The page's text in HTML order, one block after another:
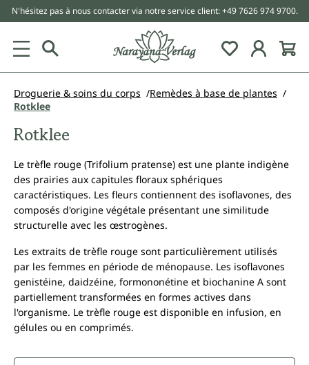
principal
N'hésitez pas à nous contacter via notre service client: +49 7626 974 9700.
Droguerie & soins du corps
Remèdes à base de plantes
Rotklee
Rotklee
Le trèfle rouge (Trifolium pratense) est une plante indigène
des prairies aux capitules floraux sphériques
caractéristiques. Les fleurs contiennent des isoflavones, des
composés d'origine végétale présentant une similitude
structurelle avec les œstrogènes.
Les extraits de trèfle rouge sont particulièrement utilisés
par les femmes en période de ménopause. Les isoflavones
genistéine, daidzéine, formononétine et biochanine A sont
partiellement transformées en formes actives dans
l'organisme. Le trèfle rouge est disponible en infusion, en
gélules ou en comprimés.